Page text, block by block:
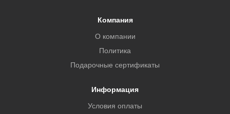
Компания
О компании
Политика
Подарочные сертификаты
Информация
Условия оплаты